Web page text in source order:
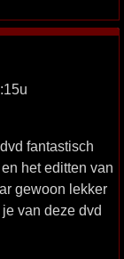
fantastisch
het editten van
gewoon lekker
van deze dvd